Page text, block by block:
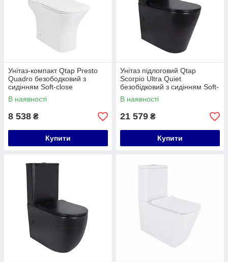
Унітаз-компакт Qtap Presto
Quadro безободковий з
сидінням Soft-close
QT24221215AW
В наявності
8 538 ₴
Купити
Унітаз підлоговий Qtap
Scorpio Ultra Quiet
безобідковий з сидінням Soft-
close MATT BLACK
QT14226088AMB
В наявності
21 579 ₴
Купити